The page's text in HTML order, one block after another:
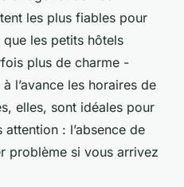
les plus fiables pour
que les petits hôtels
plus de charme -
l’avance les horaires de
elles, sont idéales pour
: l’absence de
problème si vous arrivez